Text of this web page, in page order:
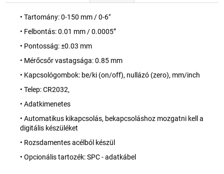
• Tartomány: 0-150 mm / 0-6"
• Felbontás: 0.01 mm / 0.0005”
• Pontosság: ±0.03 mm
• Mérőcsőr vastagsága: 0.85 mm
• Kapcsológombok: be/ki (on/off), nullázó (zero), mm/inch
• Telep: CR2032,
• Adatkimenetes
• Automatikus kikapcsolás, bekapcsoláshoz mozgatni kell a
digitális készüléket
• Rozsdamentes acélból készül
• Opcionális tartozék: SPC - adatkábel